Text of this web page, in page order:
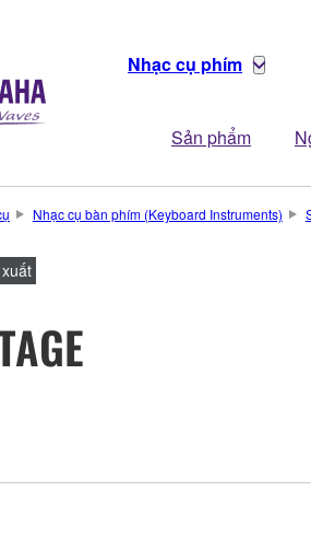
Nhạc cụ phím
Sản phẩm
Nhạc cụ bàn phím (Keyboard Instruments)